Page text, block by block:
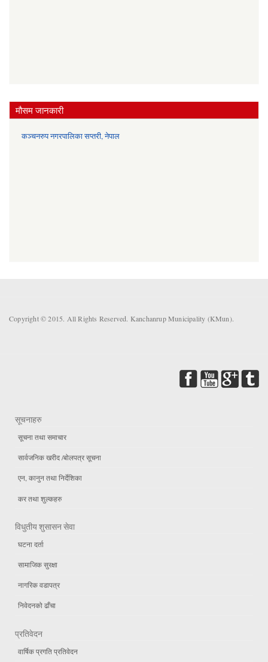
मौसम जानकारी
कञ्चनरुप नगरपालिका सप्तरी, नेपाल
Copyright © 2015. All Rights Reserved. Kanchanrup Municipality (KMun).
सूचनाहरु
सूचना तथा समाचार
सार्वजनिक खरीद /बोलपत्र सूचना
एन, कानुन तथा निर्देशिका
कर तथा शुल्कहरु
विधुतीय शुसासन सेवा
घटना दर्ता
सामाजिक सुरक्षा
नागरिक वडापत्र
निवेदनको ढाँचा
प्रतिवेदन
वार्षिक प्रगति प्रतिवेदन